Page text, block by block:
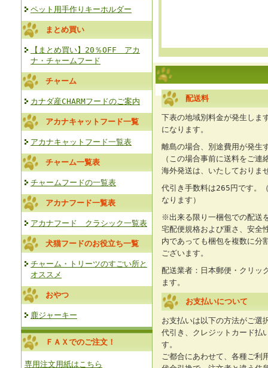
ペット用手作りキーホルダー
まとめ買い
【まとめ買い】20％OFF アカ
ナ・チャームフード
チャーム
カナダ産CHARMフードのご案内
アカナキャットフード一覧
アカナキャットフード一覧表
チャーム一覧表
チャームフードの一覧表
アカナフード一覧表
アカナフード クラシック一覧表
犬猫フードのお役立ち一覧
チャーム・トリーツのすごい所と
オススメ
おやつ
鹿ジャーキー
ＦＡＸでのご注文！
専用注文用紙はこちら
配送料
下表の地域別料金が発生し
になります。
離島の場合、別途費用が発生
（この場合事前に送料をご連
海外発送は、いたしておりま
代引き手数料は265円です。
なります）
※出来る限り一梱包での配送
宅配便規格および重さ、安全
内であっても梱包を複数に分
ございます。
配送業者：日本郵便・クリッ
ます。
お支払いについて
お支払いは以下の方法がご選
代引き、クレジットカード払
す。
ご都合にあわせて、各種ご利